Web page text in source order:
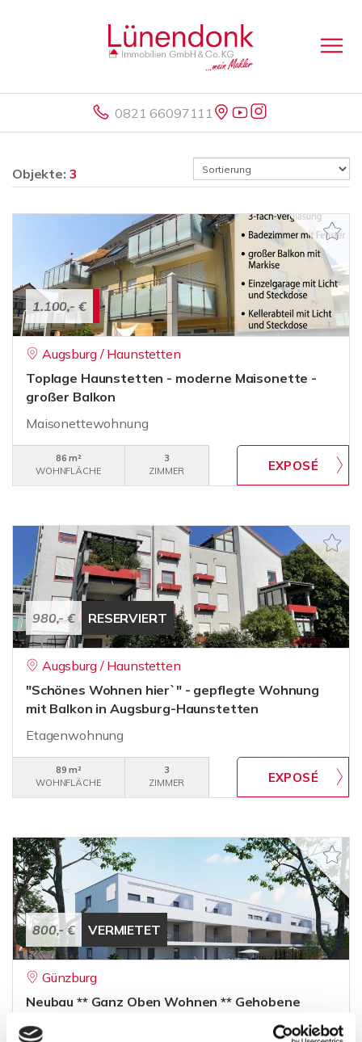
0821 66097111
Objekte: 3
1.100,- €
Augsburg / Haunstetten
Toplage Haunstetten - moderne Maisonette -
großer Balkon
Maisonettewohnung
86 m²
WOHNFLÄCHE
3
ZIMMER
980,- € RESERVIERT
Augsburg / Haunstetten
"Schönes Wohnen hier`" - gepflegte Wohnung
mit Balkon in Augsburg-Haunstetten
Etagenwohnung
89 m²
WOHNFLÄCHE
3
ZIMMER
800,- € VERMIETET
Günzburg
Neubau ** Ganz Oben Wohnen ** Gehobene